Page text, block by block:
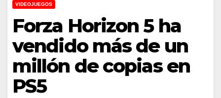
VIDEOJUEGOS
Forza Horizon 5 ha
vendido más de un
millón de copias en
PS5